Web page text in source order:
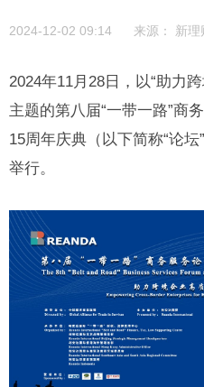
2024-12-02 09:14 来源： 新理
2024年11月28日，以“助力
主题的第八届“一带一路”商
15周年庆典（以下简称“论
举行。